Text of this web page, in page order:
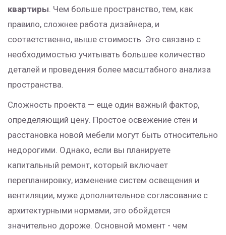
квартиры. Чем больше пространство, тем, как
правило, сложнее работа дизайнера, и
соответственно, выше стоимость. Это связано с
необходимостью учитывать большее количество
деталей и проведения более масштабного анализа
пространства.
Сложность проекта — еще один важный фактор,
определяющий цену. Простое освежение стен и
расстановка новой мебели могут быть относительно
недорогими. Однако, если вы планируете
капитальный ремонт, который включает
перепланировку, изменение систем освещения и
вентиляции, муже дополнительное согласование с
архитектурными нормами, это обойдется
значительно дороже. Основной момент - чем